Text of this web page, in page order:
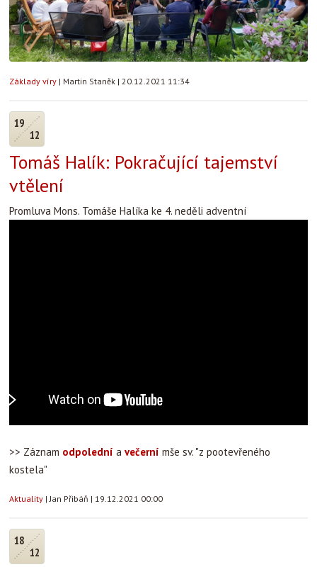
Základy víry | Martin Staněk | 20.12.2021 11:34
19
12
Tomáš Halík: Pokračující tajemství
vtělení
Promluva Mons. Tomáše Halíka ke 4. neděli adventní
>> Záznam odpolední a večerní mše sv. "z pootevřeného
kostela"
Aktuality |Jan Přibáň | 19.12.2021 00:00
18
12